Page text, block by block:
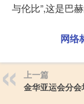
与伦比”,这是巴
网络
上一篇
金华亚运会分